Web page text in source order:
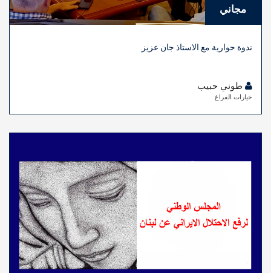
مجاني
ندوة حوارية مع الاستاذ جان عزيز
خيارات الفراغ